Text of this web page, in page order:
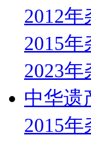
2012年
2015年
2023年
中华遗
2015年